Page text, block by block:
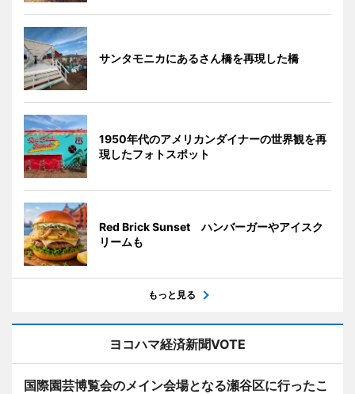
サンタモニカにあるさん橋を再現した橋
1950年代のアメリカンダイナーの世界観を再
現したフォトスポット
Red Brick Sunset ハンバーガーやアイスク
リームも
もっと見る
ヨコハマ経済新聞VOTE
国際園芸博覧会のメイン会場となる瀬谷区に行ったこ